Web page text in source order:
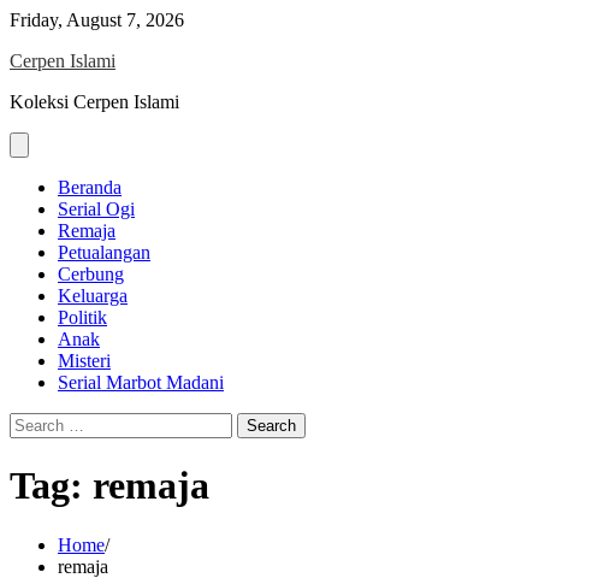
Skip
content
Friday, August 7, 2026
Cerpen Islami
Koleksi Cerpen Islami
Beranda
Serial Ogi
Remaja
Petualangan
Cerbung
Keluarga
Politik
Anak
Misteri
Serial Marbot Madani
Search
for:
Tag: remaja
Home
remaja